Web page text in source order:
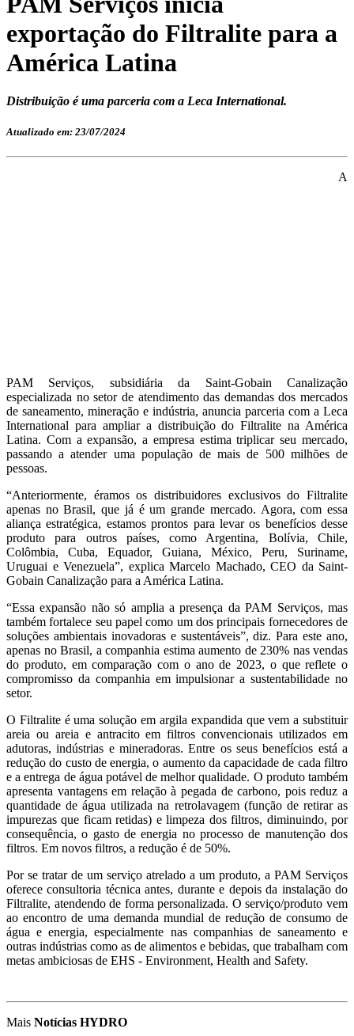
exportação do Filtralite para a
América Latina
Distribuição é uma parceria com a Leca International.
Atualizado em: 23/07/2024
A
PAM Serviços, subsidiária da Saint-Gobain Canalização
especializada no setor de atendimento das demandas dos mercados
de saneamento, mineração e indústria, anuncia parceria com a Leca
International para ampliar a distribuição do Filtralite na América
Latina. Com a expansão, a empresa estima triplicar seu mercado,
passando a atender uma população de mais de 500 milhões de
pessoas.
“Anteriormente, éramos os distribuidores exclusivos do Filtralite
apenas no Brasil, que já é um grande mercado. Agora, com essa
aliança estratégica, estamos prontos para levar os benefícios desse
produto para outros países, como Argentina, Bolívia, Chile,
Colômbia, Cuba, Equador, Guiana, México, Peru, Suriname,
Uruguai e Venezuela”, explica Marcelo Machado, CEO da Saint-
Gobain Canalização para a América Latina.
“Essa expansão não só amplia a presença da PAM Serviços, mas
também fortalece seu papel como um dos principais fornecedores de
soluções ambientais inovadoras e sustentáveis”, diz. Para este ano,
apenas no Brasil, a companhia estima aumento de 230% nas vendas
do produto, em comparação com o ano de 2023, o que reflete o
compromisso da companhia em impulsionar a sustentabilidade no
setor.
O Filtralite é uma solução em argila expandida que vem a substituir
areia ou areia e antracito em filtros convencionais utilizados em
adutoras, indústrias e mineradoras. Entre os seus benefícios está a
redução do custo de energia, o aumento da capacidade de cada filtro
e a entrega de água potável de melhor qualidade. O produto também
apresenta vantagens em relação à pegada de carbono, pois reduz a
quantidade de água utilizada na retrolavagem (função de retirar as
impurezas que ficam retidas) e limpeza dos filtros, diminuindo, por
consequência, o gasto de energia no processo de manutenção dos
filtros. Em novos filtros, a redução é de 50%.
Por se tratar de um serviço atrelado a um produto, a PAM Serviços
oferece consultoria técnica antes, durante e depois da instalação do
Filtralite, atendendo de forma personalizada. O serviço/produto vem
ao encontro de uma demanda mundial de redução de consumo de
água e energia, especialmente nas companhias de saneamento e
outras indústrias como as de alimentos e bebidas, que trabalham com
metas ambiciosas de EHS - Environment, Health and Safety.
Mais Notícias HYDRO